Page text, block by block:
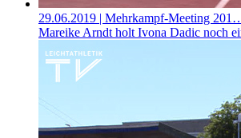
29.06.2019 | Mehrkampf-Meeting
Mareike Arndt holt Ivona Dadic noch